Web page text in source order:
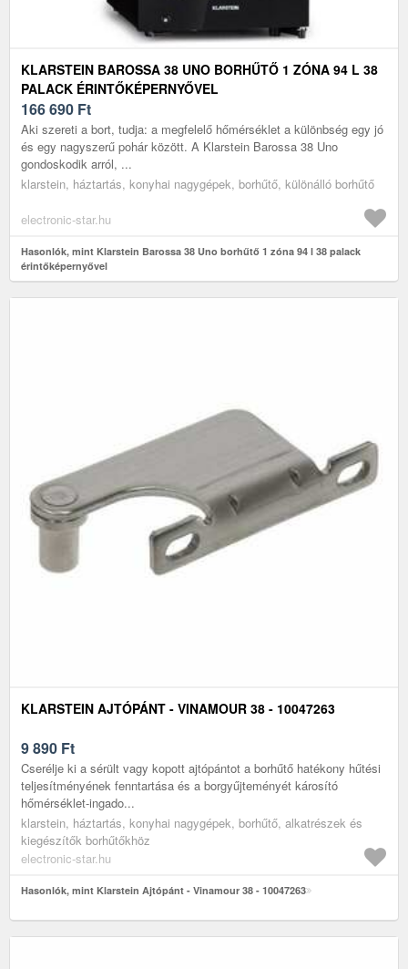
KLARSTEIN BAROSSA 38 UNO BORHŰTŐ 1 ZÓNA 94 L 38
PALACK ÉRINTŐKÉPERNYŐVEL
166 690 Ft
Aki szereti a bort, tudja: a megfelelő hőmérséklet a különbség egy jó
és egy nagyszerű pohár között. A Klarstein Barossa 38 Uno
gondoskodik arról, ...
klarstein, háztartás, konyhai nagygépek, borhűtő, különálló borhűtő
electronic-star.hu
Hasonlók, mint Klarstein Barossa 38 Uno borhűtő 1 zóna 94 l 38 palack
érintőképernyővel
KLARSTEIN AJTÓPÁNT - VINAMOUR 38 - 10047263
9 890 Ft
Cserélje ki a sérült vagy kopott ajtópántot a borhűtő hatékony hűtési
teljesítményének fenntartása és a borgyűjteményét károsító
hőmérséklet-ingado...
klarstein, háztartás, konyhai nagygépek, borhűtő, alkatrészek és
kiegészítők borhűtőkhöz
electronic-star.hu
Hasonlók, mint Klarstein Ajtópánt - Vinamour 38 - 10047263